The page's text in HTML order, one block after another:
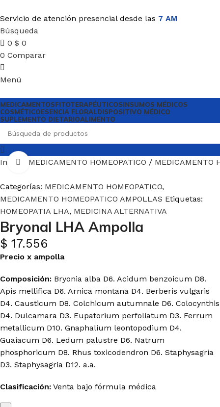
Servicio de atención presencial desde las 7 AM
Búsqueda
0 $ 0
0 Comparar
Menú
MEDICAMENTOSFITOTERAPÉUTICOSINSUMOS MÉDICOS
COSMÉTICOESENCIA FLORALDISPOSITIVO MÉDICO
SUPLEMENTO DIETARIOALIMENTO
Inicio MEDICAMENTO HOMEOPATICO MEDICAMENTO
Haga Click para agrandar
Categorías: MEDICAMENTO HOMEOPATICO,
MEDICAMENTO HOMEOPATICO AMPOLLAS Etiquetas:
HOMEOPATIA LHA, MEDICINA ALTERNATIVA
Bryonal LHA Ampolla
$ 17.556
Precio x ampolla
Composición: Bryonia alba D6. Acidum benzoicum D8.
Apis mellifica D6. Arnica montana D4. Berberis vulgaris
D4. Causticum D8. Colchicum autumnale D6. Colocynthis
D4. Dulcamara D3. Eupatorium perfoliatum D3. Ferrum
metallicum D10. Gnaphalium leontopodium D4.
Guaiacum D6. Ledum palustre D6. Natrum
phosphoricum D8. Rhus toxicodendron D6. Staphysagria
D3. Staphysagria D12. a.a.
Clasificación: Venta bajo fórmula médica